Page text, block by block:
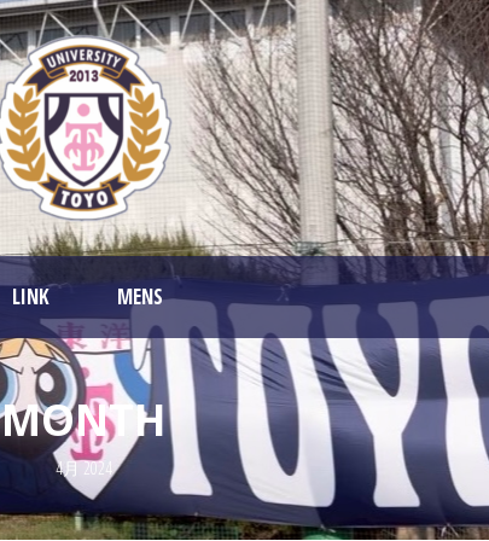
LINK MENS
MONTH
4月 2024